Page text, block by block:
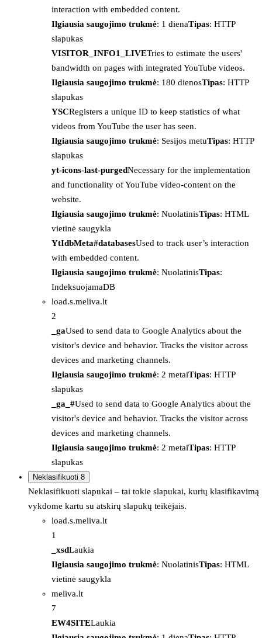
interaction with embedded content.
Ilgiausia saugojimo trukmė: 1 dienaTipas: HTTP
slapukas
VISITOR_INFO1_LIVETries to estimate the users'
bandwidth on pages with integrated YouTube videos.
Ilgiausia saugojimo trukmė: 180 dienosTipas: HTTP
slapukas
YSCRegisters a unique ID to keep statistics of what
videos from YouTube the user has seen.
Ilgiausia saugojimo trukmė: Sesijos metuTipas: HTTP
slapukas
yt-icons-last-purgedNecessary for the implementation
and functionality of YouTube video-content on the
website.
Ilgiausia saugojimo trukmė: NuolatinisTipas: HTML
vietinė saugykla
YtIdbMeta#databasesUsed to track user’s interaction
with embedded content.
Ilgiausia saugojimo trukmė: NuolatinisTipas:
IndeksuojamaDB
load.s.meliva.lt
2
_gaUsed to send data to Google Analytics about the
visitor's device and behavior. Tracks the visitor across
devices and marketing channels.
Ilgiausia saugojimo trukmė: 2 metaiTipas: HTTP
slapukas
_ga_#Used to send data to Google Analytics about the
visitor's device and behavior. Tracks the visitor across
devices and marketing channels.
Ilgiausia saugojimo trukmė: 2 metaiTipas: HTTP
slapukas
Neklasifikuoti 8
Neklasifikuoti slapukai – tai tokie slapukai, kurių klasifikavimą
vykdome kartu su atskirų slapukų teikėjais.
load.s.meliva.lt
1
_xsdLaukia
Ilgiausia saugojimo trukmė: NuolatinisTipas: HTML
vietinė saugykla
meliva.lt
7
EW4SITELaukia